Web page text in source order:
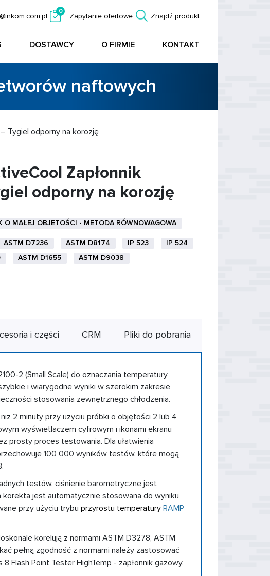
Zapytanie ofertowe
0
Znajdź produkt
DOSTAWCY O FIRMIE KONTAKT
naftowych
Tygiel odporny na korozję
Zapłonnik
odporny na korozję
O MAŁEJ OBJETOŚCI - METODA RÓWNOWAGOWA
ASTM D7236 ASTM D8174 IP 523
IP 524
ASTM D1655 ASTM D9038
i części CRM Pliki do pobrania
2 (Small Scale) do oznaczania temperatury
i wiarygodne wyniki w szerokim zakresie
stosowania zewnętrznego chłodzenia.
2 minuty przy użyciu próbki o objętości 2 lub 4
wyświetlaczem cyfrowym i ikonami ekranu
prosty proces testowania. Dla ułatwienia
100 000 wyników testów, które mogą
testów, ciśnienie barometryczne jest
jest automatycznie stosowana do wyniku
przy użyciu trybu przyrostu temperatury RAMP
korelują z normami ASTM D3278, ASTM
pełną zgodność z normami należy zastosować
Flash Point Tester HighTemp - zapłonnik gazowy.